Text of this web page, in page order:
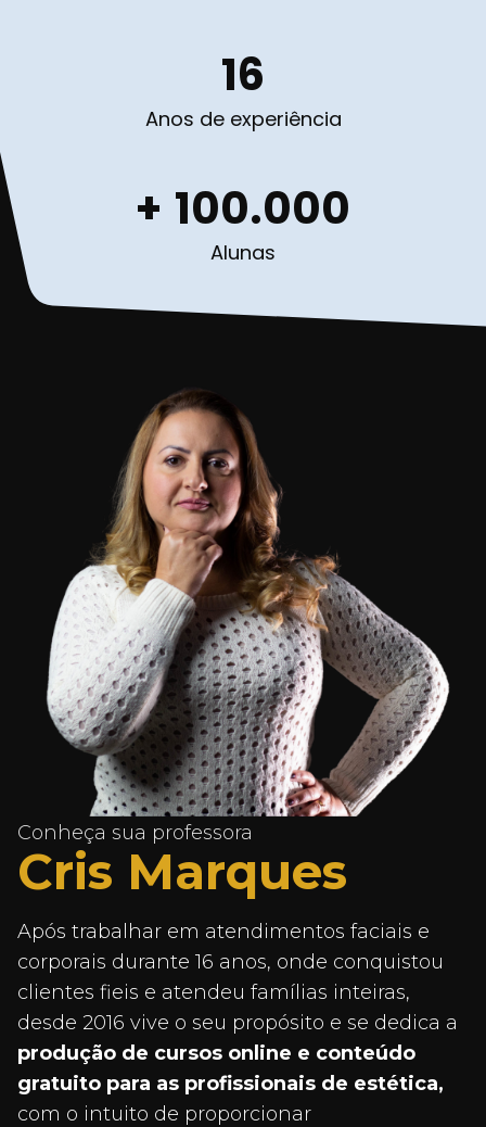
16
Anos de experiência
+ 100.000
Alunas
Conheça sua professora
Cris Marques
Após trabalhar em atendimentos faciais e
corporais durante 16 anos, onde conquistou
clientes fieis e atendeu famílias inteiras,
desde 2016 vive o seu propósito e se dedica a
produção de cursos online e conteúdo
gratuito para as profissionais de estética,
com o intuito de proporcionar